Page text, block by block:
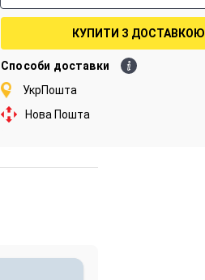
КУПИТИ З ДОСТАВКОЮ
Способи доставки
УкрПошта
Нова Пошта